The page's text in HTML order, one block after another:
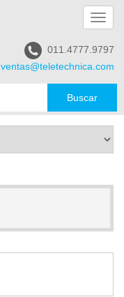
011.4777.9797
ventas@teletechnica.com